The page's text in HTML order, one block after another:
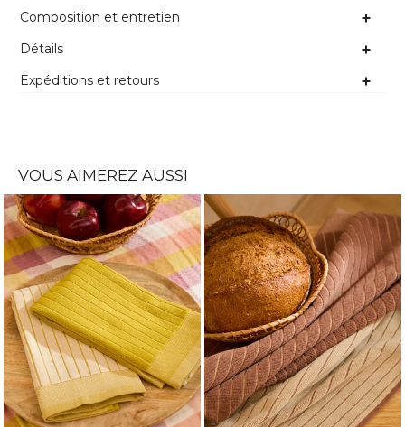
Composition et entretien
Détails
Expéditions et retours
VOUS AIMEREZ AUSSI